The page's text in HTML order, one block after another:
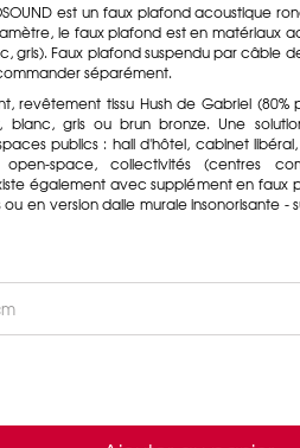
est un faux plafond acoustique
le faux plafond est en matériaux
gris). Faux plafond suspendu par câble
séparément.
revêtement tissu Hush de Gabriel (80%
blanc, gris ou brun bronze. Une
publics : hall d'hôtel, cabinet
space, collectivités (centres
également avec supplément en faux
en version dalle murale insonorisante -